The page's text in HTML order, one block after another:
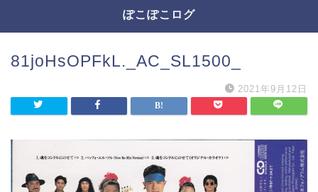
ぽこぽこログ
81joHsOPFkL._AC_SL1500_
2021年9月12日